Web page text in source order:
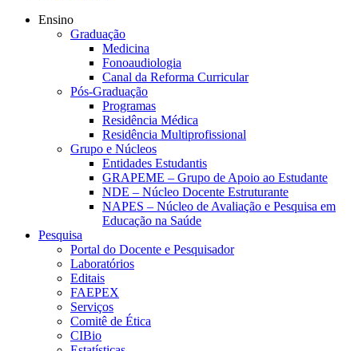
Ensino
Graduação
Medicina
Fonoaudiologia
Canal da Reforma Curricular
Pós-Graduação
Programas
Residência Médica
Residência Multiprofissional
Grupo e Núcleos
Entidades Estudantis
GRAPEME – Grupo de Apoio ao Estudante
NDE – Núcleo Docente Estruturante
NAPES – Núcleo de Avaliação e Pesquisa em
Educação na Saúde
Pesquisa
Portal do Docente e Pesquisador
Laboratórios
Editais
FAEPEX
Serviços
Comitê de Ética
CIBio